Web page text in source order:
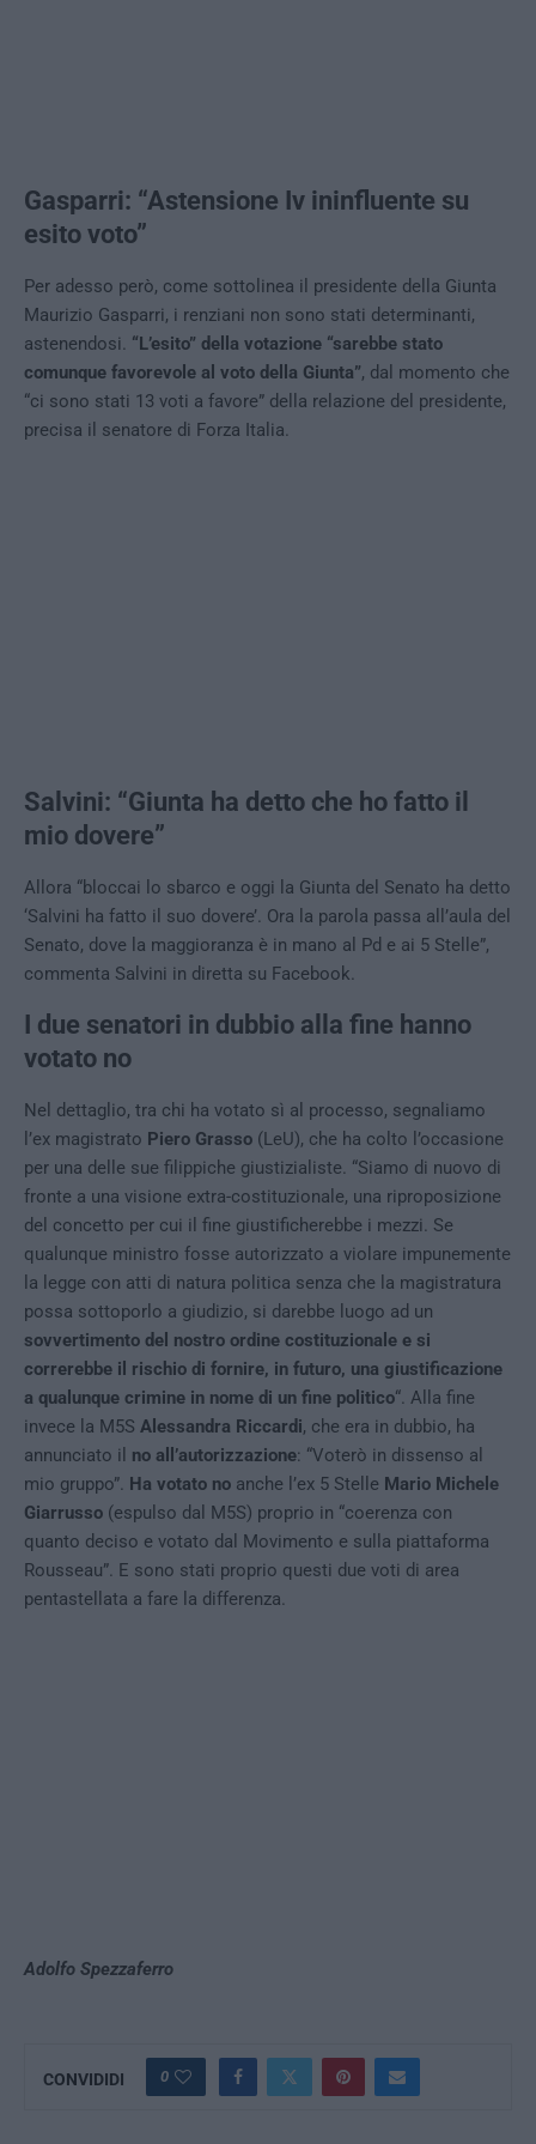
Gasparri: “Astensione Iv ininfluente su
esito voto”
Per adesso però, come sottolinea il presidente della Giunta
Maurizio Gasparri, i renziani non sono stati determinanti,
astenendosi. “L’esito” della votazione “sarebbe stato
comunque favorevole al voto della Giunta”, dal momento che
“ci sono stati 13 voti a favore” della relazione del presidente,
precisa il senatore di Forza Italia.
Salvini: “Giunta ha detto che ho fatto il
mio dovere”
Allora “bloccai lo sbarco e oggi la Giunta del Senato ha detto
‘Salvini ha fatto il suo dovere’. Ora la parola passa all’aula del
Senato, dove la maggioranza è in mano al Pd e ai 5 Stelle”,
commenta Salvini in diretta su Facebook.
I due senatori in dubbio alla fine hanno
votato no
Nel dettaglio, tra chi ha votato sì al processo, segnaliamo
l’ex magistrato Piero Grasso (LeU), che ha colto l’occasione
per una delle sue filippiche giustizialiste. “Siamo di nuovo di
fronte a una visione extra-costituzionale, una riproposizione
del concetto per cui il fine giustificherebbe i mezzi. Se
qualunque ministro fosse autorizzato a violare impunemente
la legge con atti di natura politica senza che la magistratura
possa sottoporlo a giudizio, si darebbe luogo ad un
sovvertimento del nostro ordine costituzionale e si
correrebbe il rischio di fornire, in futuro, una giustificazione
a qualunque crimine in nome di un fine politico“. Alla fine
invece la M5S Alessandra Riccardi, che era in dubbio, ha
annunciato il no all’autorizzazione: “Voterò in dissenso al
mio gruppo”. Ha votato no anche l’ex 5 Stelle Mario Michele
Giarrusso (espulso dal M5S) proprio in “coerenza con
quanto deciso e votato dal Movimento e sulla piattaforma
Rousseau”. E sono stati proprio questi due voti di area
pentastellata a fare la differenza.
Adolfo Spezzaferro
CONVIDIDI 0